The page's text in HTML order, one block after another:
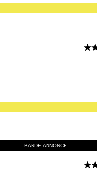
BANDE-ANNONCE